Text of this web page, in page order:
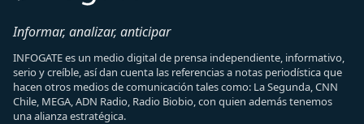
Informar, analizar, anticipar
INFOGATE es un medio digital de prensa independiente, informativo,
serio y creíble, así dan cuenta las referencias a notas periodística que
hacen otros medios de comunicación tales como: La Segunda, CNN
Chile, MEGA, ADN Radio, Radio Biobio, con quien además tenemos
una alianza estratégica.